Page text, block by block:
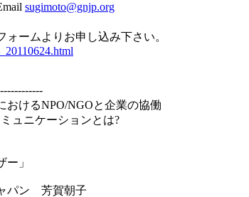
sugimoto@gnjp.org
ォームよりお申し込み下さい。
おけるNPO/NGOと企業の協働
ュニケーションとは?
ー」
パン 芳賀朝子